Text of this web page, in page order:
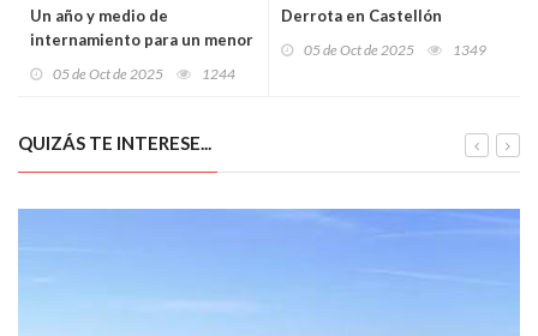
Un año y medio de
internamiento para un menor
05 de Oct de 2025 1244
Derrota en Castellón
05 de Oct de 2025 1349
QUIZÁS TE INTERESE...